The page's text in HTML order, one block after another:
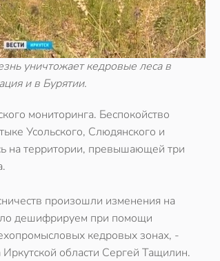
уничтожает кедровые леса в
и в Бурятии.
мониторинга. Беспокойство
Усольского, Слюдянского и
на территории, превышающей три
произошли изменения на
дешифрируем при помощи
кедровых зонах, -
области Сергей Тащилин.